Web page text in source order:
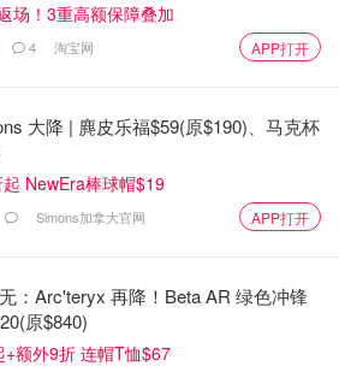
场！3重高额保障叠加
4 淘宝网 APP打开
大降 | 麂皮乐福$59(原$190)、马克杯
NewEra棒球帽$19
Simons加拿大官网 APP打开
：Arc'teryx 再降！Beta AR 绿色冲锋
原$840)
+额外9折 连帽T恤$67